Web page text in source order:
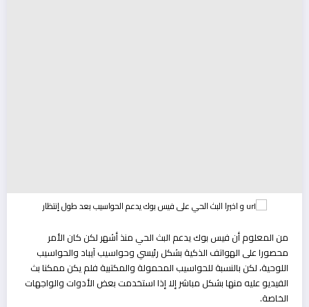
من المعلوم أن فيس بوك يدعم البث الحي منذ أشهر لكن كان الأمر
محصورا على الهواتف الذكية بشكل رئيسي وحواسيب آيباد والحواسيب
اللوحية، لكن بالنسبة للحواسيب المحمولة والمكتبية فلم يكن ممكنا بث
الفيديو عليه منها بشكل مباشر إلا إذا استخدمت بعض الأدوات والواجهات
الخاصة.